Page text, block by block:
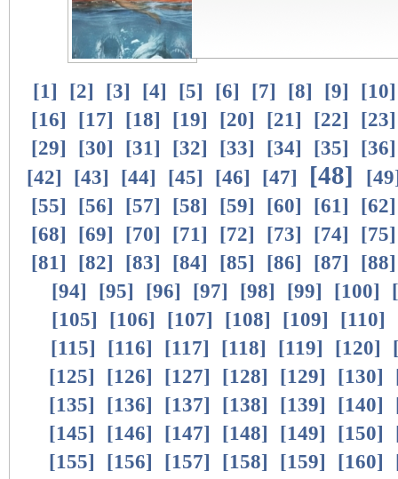
[1] [2] [3] [4] [5] [6] [7] [8] [9] [10
[16] [17] [18] [19] [20] [21] [22] [23
[29] [30] [31] [32] [33] [34] [35] [36
[42] [43] [44] [45] [46] [47] [48] [49
[55] [56] [57] [58] [59] [60] [61] [62
[68] [69] [70] [71] [72] [73] [74] [75
[81] [82] [83] [84] [85] [86] [87] [88
[94] [95] [96] [97] [98] [99] [100]
[
[105] [106] [107] [108] [109] [110]
[115] [116] [117] [118] [119] [120]
[125] [126] [127] [128] [129] [130]
[135] [136] [137] [138] [139] [140]
[145] [146] [147] [148] [149] [150]
[155] [156] [157] [158] [159] [160]